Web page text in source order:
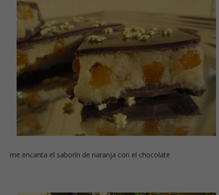
me encanta el saborín de naranja con el chocolate